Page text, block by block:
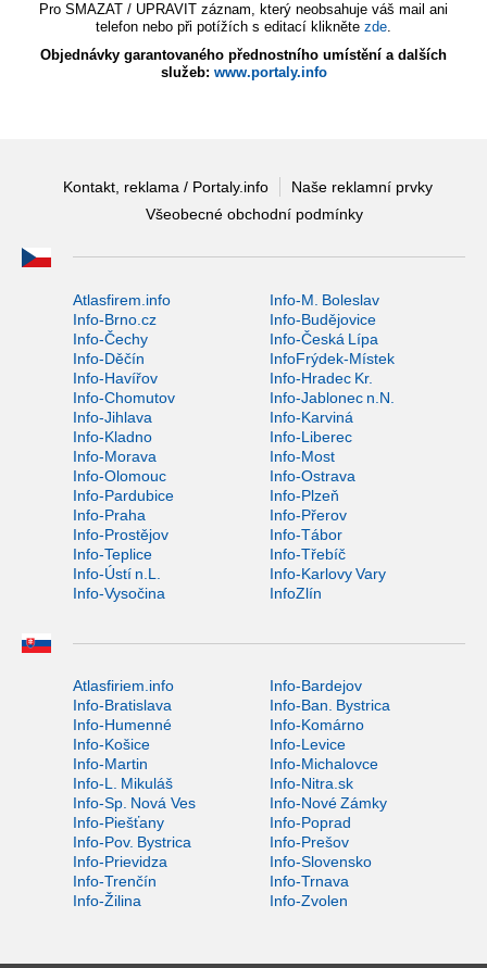
Pro SMAZAT / UPRAVIT záznam, který neobsahuje váš mail ani
telefon nebo při potížích s editací klikněte zde.
Objednávky garantovaného přednostního umístění a dalších
služeb: www.portaly.info
Kontakt, reklama / Portaly.info
Naše reklamní prvky
Všeobecné obchodní podmínky
Atlasfirem.info
Info-M. Boleslav
Info-Brno.cz
Info-Budějovice
Info-Čechy
Info-Česká Lípa
Info-Děčín
InfoFrýdek-Místek
Info-Havířov
Info-Hradec Kr.
Info-Chomutov
Info-Jablonec n.N.
Info-Jihlava
Info-Karviná
Info-Kladno
Info-Liberec
Info-Morava
Info-Most
Info-Olomouc
Info-Ostrava
Info-Pardubice
Info-Plzeň
Info-Praha
Info-Přerov
Info-Prostějov
Info-Tábor
Info-Teplice
Info-Třebíč
Info-Ústí n.L.
Info-Karlovy Vary
Info-Vysočina
InfoZlín
Atlasfiriem.info
Info-Bardejov
Info-Bratislava
Info-Ban. Bystrica
Info-Humenné
Info-Komárno
Info-Košice
Info-Levice
Info-Martin
Info-Michalovce
Info-L. Mikuláš
Info-Nitra.sk
Info-Sp. Nová Ves
Info-Nové Zámky
Info-Piešťany
Info-Poprad
Info-Pov. Bystrica
Info-Prešov
Info-Prievidza
Info-Slovensko
Info-Trenčín
Info-Trnava
Info-Žilina
Info-Zvolen